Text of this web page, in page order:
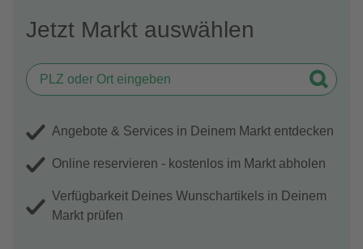
Jetzt Markt auswählen
Angebote & Services in Deinem Markt entdecken
Online reservieren - kostenlos im Markt abholen
Verfügbarkeit Deines Wunschartikels in Deinem
Markt prüfen